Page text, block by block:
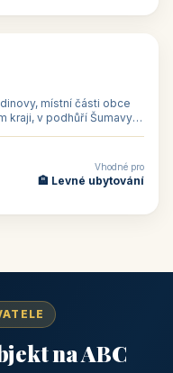
místní části obce
kraji, v podhůří Šumavy
Vhodné pro
🏨 Levné ubytování
na ABC